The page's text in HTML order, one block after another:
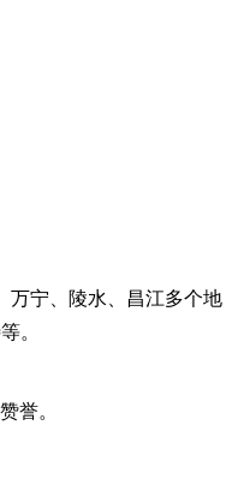
万宁、陵水、昌江多个地
。
誉。